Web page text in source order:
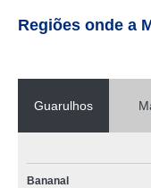
Regiões onde a
Guarulhos
Bananal